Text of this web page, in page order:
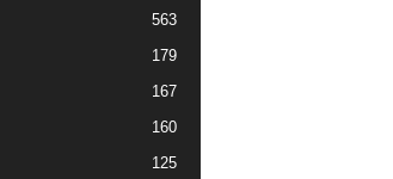
563
179
167
160
125